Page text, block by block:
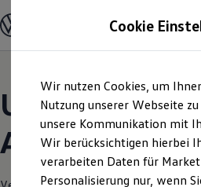
Hauptinhalt
springen
Footer
springen
Modelle und Konfigurator
Konfigurator
Modelle vergleichen
Elektroautos
ENERGY Sondermodelle
Nutzfahrzeuge
SUV und CUV
Familienautos
Kombis
Kompaktwagen
Unsere
Angebote
Verantwortlich für die Inhalte auf dieser
Cookie
Wir nutzen Cookies, um
Nutzung unserer Webseite
unsere Kommunikation mit
Wir berücksichtigen hierbei
verarbeiten Daten für
Personalisierung nur, wenn